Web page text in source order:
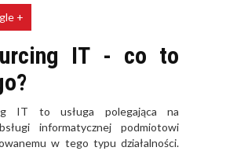
+
IT - co to
IT to usługa polegająca na
informatycznej podmiotowi
w tego typu działalności.